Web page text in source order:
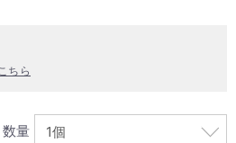
ちら
数量